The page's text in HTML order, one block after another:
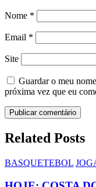
Nome *
Email *
Site
Guardar o meu
próxima vez que eu
Related Posts
BASQUETEBOL